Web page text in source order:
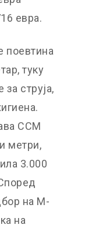
евра.
поевтина
туку
струја,
ССМ
метри,
3.000
на М-
на